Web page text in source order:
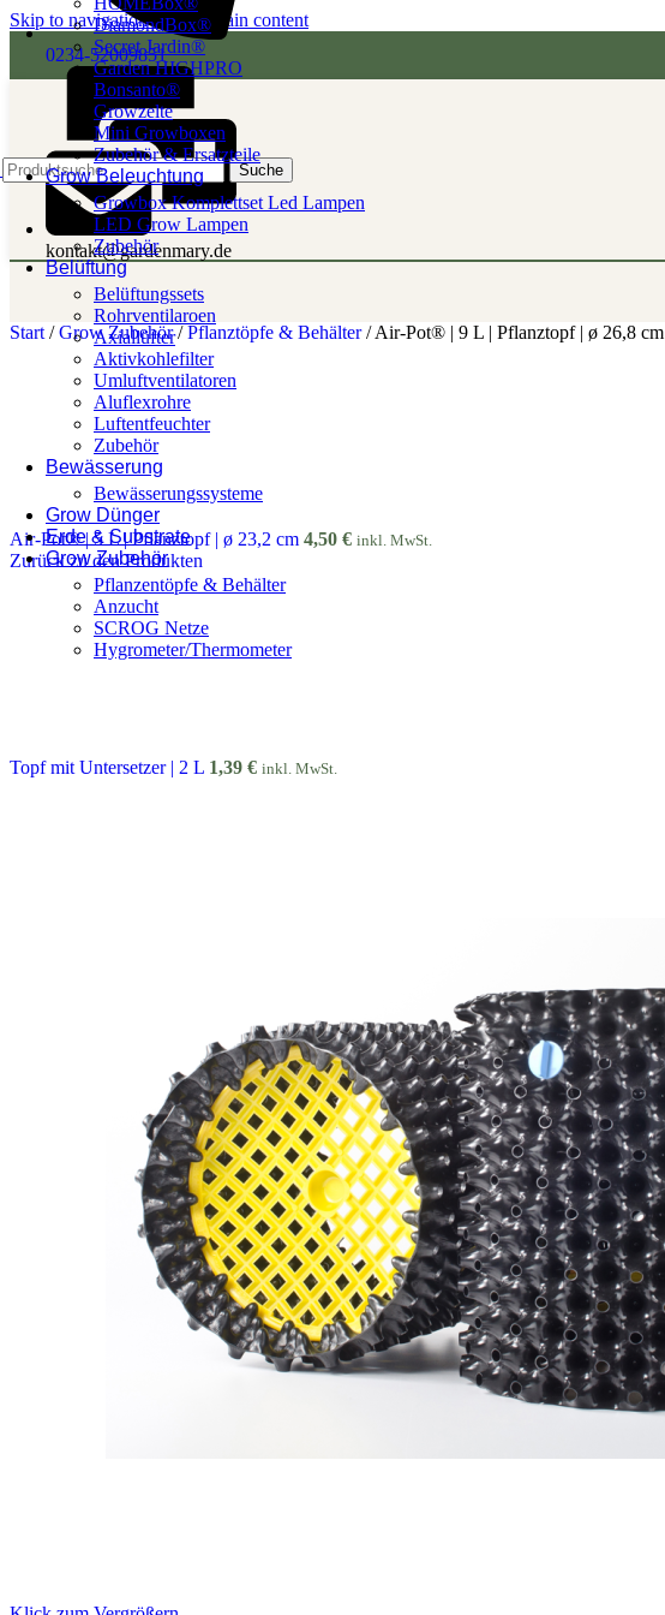
Skip to navigationSkip to main content
0234-52009851
kontakt@gardenmary.de
Suche
DiamondBox®
Secret Jardin®
Garden HIGHPRO
Bonsanto®
Growzelte
Mini Growboxen
Zubehör & Ersatzteile
Grow Beleuchtung
Growbox Komplettset Led Lampen
LED Grow Lampen
Zubehör
Belüftung
Belüftungssets
Rohrventilaroen
Axiallüfter
Aktivkohlefilter
Umluftventilatoren
Aluflexrohre
Luftentfeuchter
Zubehör
Bewässerung
Bewässerungssysteme
Grow Dünger
Erde & Substrate
Grow Zubehör
Pflanzentöpfe & Behälter
Anzucht
SCROG Netze
Hygrometer/Thermometer
Start / Grow Zubehör/ Pflanztöpfe & Behälter/ Air-Pot® | 9 L | Pflanztopf | ø 26,8 cm
Air-Pot® | 5 L | Pflanztopf | ø 23,2 cm 4,50 € inkl. MwSt.
Zurück zu den Produkten
Topf mit Untersetzer | 2 L 1,39 € inkl. MwSt.